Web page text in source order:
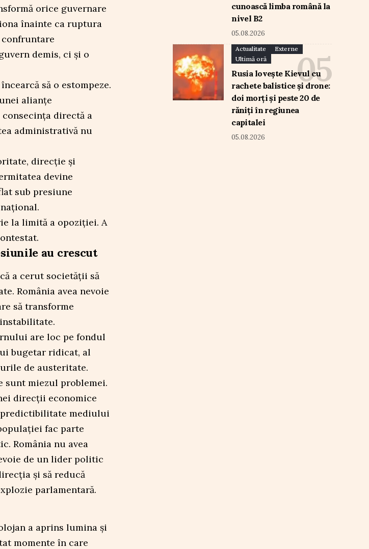
orice guvernare
înainte ca ruptura
confruntare
demis, ci și o
să o estompeze.
alianțe
directă a
administrativă nu
direcție și
devine
sub presiune
la limită a opoziției. A
au crescut
a cerut societății să
România avea nevoie
să transforme
are loc pe fondul
bugetar ridicat, al
de austeritate.
sunt miezul problemei.
direcții economice
predictibilitate mediului
fac parte
România nu avea
de un lider politic
și să reducă
parlamentară.
a aprins lumina și
momente în care
cunoască limba română la
nivel B2
05.08.2026
Actualitate
Externe
Ultimă oră
Rusia lovește Kievul cu
rachete balistice și drone:
doi morți și peste 20 de
răniți în regiunea
capitalei
05.08.2026